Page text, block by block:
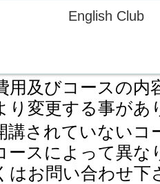
English Club
用及びコースの内
り変更する事があ
講されていないコ
ースによって異な
はお問い合わせ下